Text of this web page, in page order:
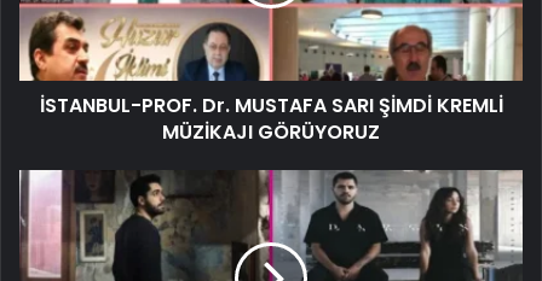
İSTANBUL-PROF. Dr. MUSTAFA SARI ŞİMDİ KREMLİ
MÜZİKAJI GÖRÜYORUZ